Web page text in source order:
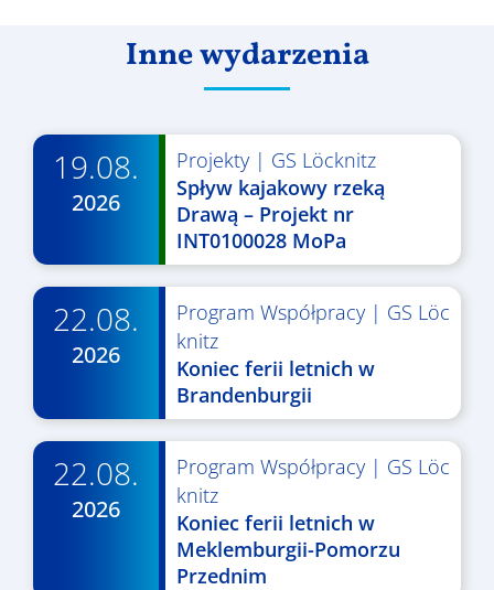
Inne wydarzenia
19.08.
2026
Projekty| GS Löcknitz
Spływ kajakowy rzeką
Drawą – Projekt nr
INT0100028 MoPa
22.08.
2026
Program Współpracy| GS Löc
knitz
Koniec ferii letnich w
Brandenburgii
22.08.
2026
Program Współpracy| GS Löc
knitz
Koniec ferii letnich w
Meklemburgii-Pomorzu
Przednim